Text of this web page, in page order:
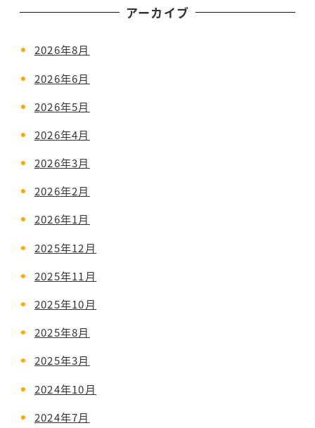
アーカイブ
2026年8月
2026年6月
2026年5月
2026年4月
2026年3月
2026年2月
2026年1月
2025年12月
2025年11月
2025年10月
2025年8月
2025年3月
2024年10月
2024年7月